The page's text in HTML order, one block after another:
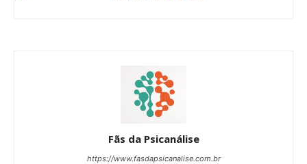
Fãs da Psicanálise
https://www.fasdapsicanalise.com.br